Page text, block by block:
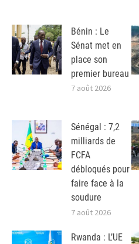
Bénin : Le
Sénat met en
place son
premier bureau
7 août 2026
Sénégal : 7,2
milliards de
FCFA
débloqués pour
faire face à la
soudure
7 août 2026
Rwanda : L’UE